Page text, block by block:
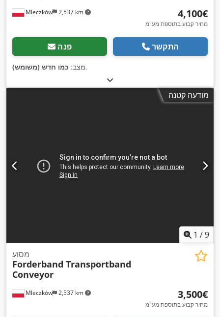
Mleczków 2,537 km ‏4,100 ‏€
מחיר קבוע בתוספת מע"מ
פנה התקשר
מצב: כמו חדש (משומש) ,
מודעה קטנה
1 /9
Mleczków 2,537 km
מסוע
Forderband Transportband
Conveyor
‏3,500 ‏€
מחיר קבוע בתוספת מע"מ